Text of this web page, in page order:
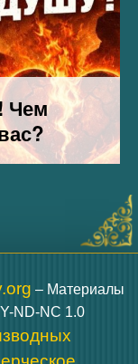
– Материалы
ND-NC 1.0